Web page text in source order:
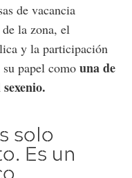
de vacancia
la zona, el
y la participación
papel como una de
solo
Es un